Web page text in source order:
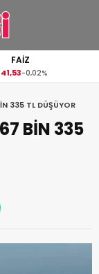
FAİZ
41,53-0,02%
335 TL DÜŞÜYOR
BİN 335